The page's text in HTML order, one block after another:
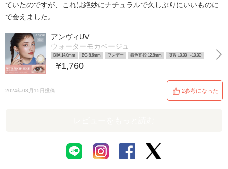
ていたのですが、これは絶妙にナチュラルで久しぶりにいいものに
で会えました。
アンヴィUV
ウォーターモカベージュ
DIA 14.0mm BC 8.6mm ワンデー 着色直径 12.8mm 度数 ±0.00~ -10.00
¥1,760
2024年08月15日投稿 2参考になった